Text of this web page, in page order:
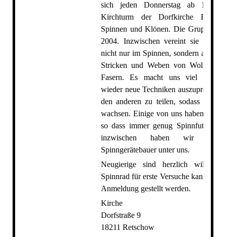
sich jeden Donnerstag ab
Kirchturm der Dorfkirche
Spinnen und Klönen. Die Gruppe
2004. Inzwischen vereint sie viel
nicht nur im Spinnen, sondern auch
Stricken und Weben von Wolle und
Fasern. Es macht uns viel
wieder neue Techniken
den anderen zu teilen, sodass wir
wachsen. Einige von uns haben
so dass immer genug Spinnfutter
inzwischen haben wir
Spinngerätebauer unter uns.
Neugierige sind herzlich
Spinnrad für erste Versuche kann bei
Anmeldung gestellt werden.
Kirche
Dorfstraße 9
18211 Retschow